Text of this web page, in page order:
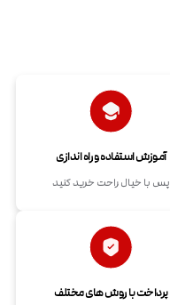
آموزش استفاده و راه اندازی
پس با خیال راحت خرید کنید
پرداخت با روش های مختلف